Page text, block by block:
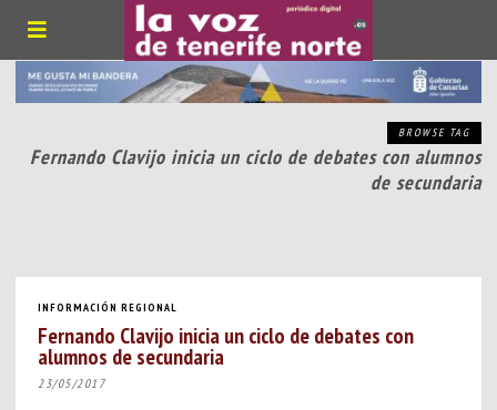
BROWSE TAG
Fernando Clavijo inicia un ciclo de debates con alumnos
de secundaria
INFORMACIÓN REGIONAL
Fernando Clavijo inicia un ciclo de debates con
alumnos de secundaria
23/05/2017